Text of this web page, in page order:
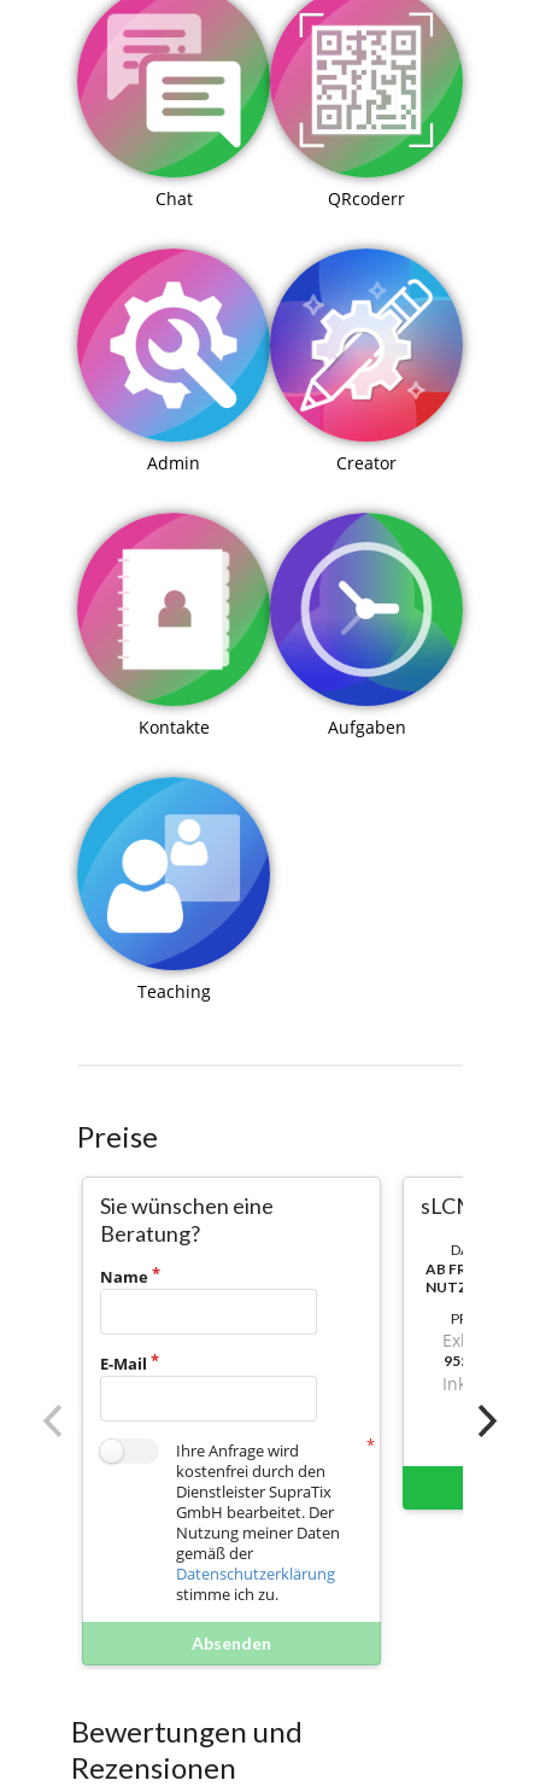
Chat QRcoderr
Admin Creator
Kontakte Aufgaben
Teaching
Preise
Sie wünschen eine
Beratung?
Name
E-Mail
Ihre Anfrage wird
kostenfrei durch den
Dienstleister SupraTix
GmbH bearbeitet. Der
Nutzung meiner Daten
gemäß der
Datenschutzerklärung
stimme ich zu.
Absenden
sLCMS jährl.
DAUER:
AB
NUTZBAR
PREIS
Exkl. Mwst.
Inkl. Mwst.
Bewertungen und
Rezensionen